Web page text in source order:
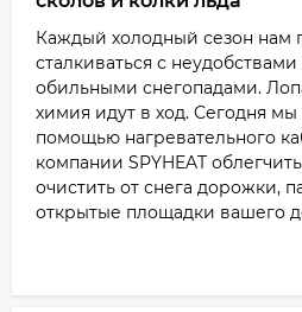
Каждый холодный сезон нам
сталкиваться с
обильными снегопадами.
химия идут в ход. Сегодня
помощью нагревательного
компании SPYHEAT
очистить от снега дорожки,
открытые площадки вашего